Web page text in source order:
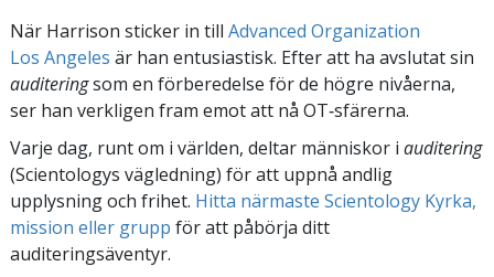
När Harrison sticker in till Advanced Organization
Los Angeles är han entusiastisk. Efter att ha avslutat sin
auditeringsom en förberedelse för de högre nivåerna,
ser han verkligen fram emot att nå OT‑sfärerna.
Varje dag, runt om i världen, deltar människor i auditering
(Scientologys vägledning) för att uppnå andlig
upplysning och frihet. Hitta närmaste Scientology Kyrka,
mission eller grupp för att påbörja ditt
auditeringsäventyr.